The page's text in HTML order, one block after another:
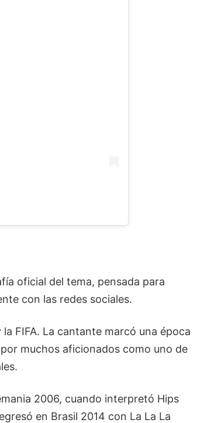
oficial del tema, pensada para
con las redes sociales.
FIFA. La cantante marcó una época
muchos aficionados como uno de
2006, cuando interpretó Hips
en Brasil 2014 con La La La